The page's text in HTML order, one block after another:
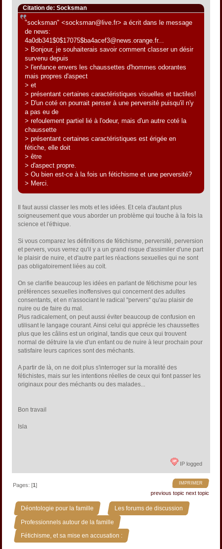
Citation de: Socksman
"socksman" <socksman@live.fr> a écrit dans le message
de news:
4a0db341$0$17075$ba4acef3@news.orange.fr...
> Bonjour, je souhaiterais savoir comment classer un désir
survenu depuis
> l'enfance envers les chaussettes d'hommes odorantes
mais propres d'aspect
> et
> présentant certaines caractéristiques visuelles et tactiles!
> D'un coté on pourrait penser à une perversité puisqu'il n'y
a pas eu de
> refoulement partiel lié à l'odeur, mais d'un autre coté la
chaussette
> présentant certaines caractéristiques est érigée en
fétiche, elle doit
> être
> d'aspect propre.
> Ou bien est-ce à la fois un fétichisme et une perversité?
> Merci.
Il faut aussi classer les mots et les idées. Et cela d'autant plus
soigneusement que vous aborder un problème qui touche à la fois la
science et l'éthique.
Si vous comparez les définitions de fétichisme, perversité, perversion
et pervers, vous verrez qu'il y a un grand risque d'assimiler d'une part
le plaisir de nuire, et d'autre part les réactions sexuelles qui ne sont
pas obligatoirement liées au coït.
On se clarifie beaucoup les idées en parlant de fétichisme pour les
préférences sexuelles inoffensives qui concernent des adultes
consentants, et en n'associant le radical "pervers" qu'au plaisir de
nuire ou de faire du mal.
Plus radicalement, on peut aussi éviter beaucoup de confusion en
utilisant le langage courant. Ainsi celui qui apprécie les chaussettes
plus que les câlins est un original, tandis que ceux qui trouvent
normal de détruire la vie d'un enfant ou de nuire à leur prochain pour
satisfaire leurs caprices sont des méchants.
A partir de là, on ne doit plus s'interroger sur la moralité des
fétichistes, mais sur les intentions réelles de ceux qui font passer les
originaux pour des méchants ou des malades...
Bon travail
Isla
IP logged
IMPRIMER
Pages: [1]
previous topic next topic
Déontologie pour la famille » Les forums de discussion »
Professionnels autour de la famille »
Fétichisme, et sa mise en accusation :